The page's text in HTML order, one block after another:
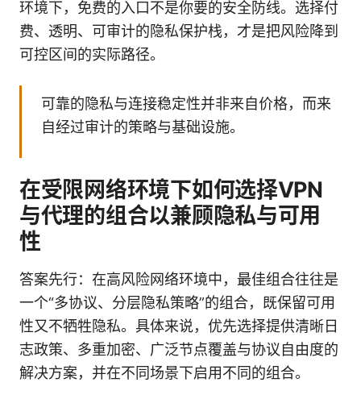
环境下，免费的入口不是你要的安全防线。选择付
费、透明、可审计的隐私保护栈，才是把风险降到
可控区间的实际路径。
可靠的隐私与连接稳定性并非来自价格，而来
自经过审计的策略与基础设施。
在受限网络环境下如何选择VPN
与代理的组合以兼顾隐私与可用
性
答案先行：在高风险网络环境中，最佳组合往往是
一个“多协议、分层隐私策略”的组合，既保留可用
性又不牺牲隐私。具体来说，优先选择提供清晰日
志政策、多重加密、广泛节点覆盖与协议自由度的
解决方案，并在不同场景下启用不同的组合。